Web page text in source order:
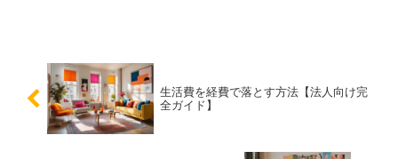
生活費を経費で落とす方法【法人向け完
全ガイド】